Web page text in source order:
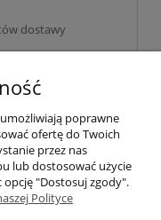
dostawy
... 15 »
poprawne
ofertę do Twoich
przez nas
lub dostosować użycie
"Dostosuj zgody".
Polityce